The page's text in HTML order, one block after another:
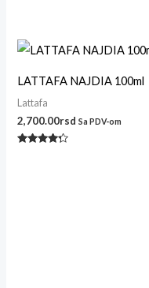
LATTAFA NAJDIA 100ml
Lattafa
2,700.00rsd Sa PDV-om